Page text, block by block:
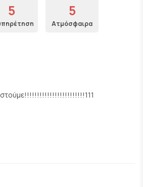
5 5
Ατμόσφαιρα